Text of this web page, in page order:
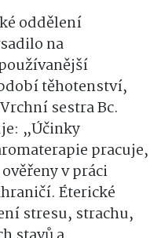
oddělení
na
těhotenství,
sestra Bc.
„Účinky
pracuje,
v práci
Éterické
stresu, strachu,